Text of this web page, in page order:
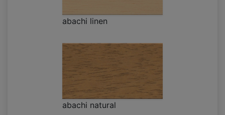
abachi linen
abachi natural